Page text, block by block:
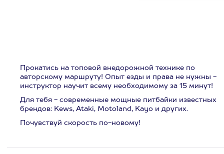
Прокатись на топовой внедорожной технике по
авторскому маршруту! Опыт езды и права не нужны -
инструктор научит всему необходимому за 15 минут!
Для тебя - современные мощные питбайки известных
брендов: Kews, Ataki, Motoland, Kayo и других.
Почувствуй скорость по-новому!